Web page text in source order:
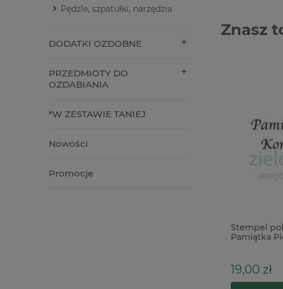
Pędzle, szpatułki, narzędzia
DODATKI OZDOBNE
PRZEDMIOTY DO
OZDABIANIA
*W ZESTAWIE TANIEJ
Nowości
Promocje
Znasz
Stempel
Pamiątka
19,00 zł